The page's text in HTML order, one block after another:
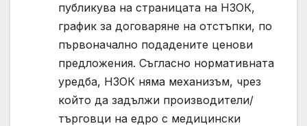
публикува на страницата на НЗОК,
график за договаряне на отстъпки, по
първоначално подадените ценови
предложения. Съгласно нормативната
уредба, НЗОК няма механизъм, чрез
който да задължи производители/
търговци на едро с медицински